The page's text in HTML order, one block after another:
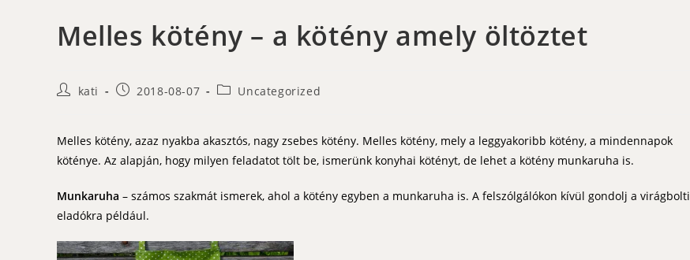
Melles kötény – a kötény amely öltöztet
Postkati
Post2018-08-07
PostUncategorized
Melles kötény, azaz nyakba akasztós, nagy zsebes kötény. Melles kötény, mely a leggyakoribb kötény, a mindennapok
köténye. Az alapján, hogy milyen feladatot tölt be, ismerünk konyhai kötényt, de lehet a kötény munkaruha is.
Munkaruha – számos szakmát ismerek, ahol a kötény egyben a munkaruha is. A felszólgálókon kívül gondolj a virágbolti
eladókra például.